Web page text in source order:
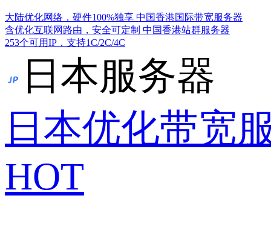
大陆优化网络，硬件100%独享 中国香港国际带宽服务器
含优化互联网路由，安全可定制 中国香港站群服务器
253个可用IP，支持1C/2C/4C
日本服务器
日本优化带宽
HOT